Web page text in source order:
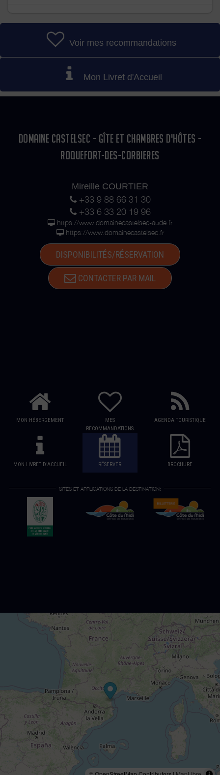
Voir mes recommandations
Mon Livret d'Accueil
DOMAINE CASTELSEC - GÎTE ET CHAMBRES D'HÔTES -
ROQUEFORT-DES-CORBIERES
Mireille COURTIER
+33 9 88 66 31 30
+33 6 33 20 19 96
https://www.domainecastelsec-aude.fr
https://www.domainecastelsec.fr
DISPONIBILITÉS/RÉSERVATION
CONTACTER PAR MAIL
MON HÉBERGEMENT
MES
RECOMMANDATIONS
AGENDA TOURISTIQUE
MON LIVRET D'ACCUEIL RÉSERVER BROCHURE
SITES ET APPLICATIONS DE LA DESTINATION: